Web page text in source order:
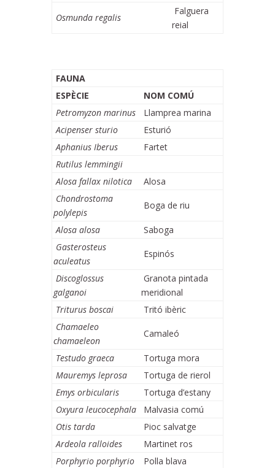
Osmunda regalis
Falguera
reial
FAUNA
ESPÈCIE
NOM COMÚ
Petromyzon marinus
Llamprea marina
Acipenser sturio
Esturió
Aphanius Iberus
Fartet
Rutilus lemmingii
Alosa fallax nilotica
Alosa
Chondrostoma
polylepis
Boga de riu
Alosa alosa
Saboga
Gasterosteus
aculeatus
Espinós
Discoglossus
galganoi
Granota pintada
meridional
Triturus boscai
Tritó ibèric
Chamaeleo
chamaeleon
Camaleó
Testudo graeca
Tortuga mora
Mauremys leprosa
Tortuga de rierol
Emys orbicularis
Tortuga d’estany
Oxyura leucocephala
Malvasia comú
Otis tarda
Pioc salvatge
Ardeola ralloides
Martinet ros
Porphyrio porphyrio
Polla blava